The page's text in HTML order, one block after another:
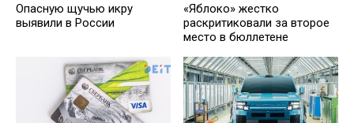
Опасную щучью икру
выявили в России
«Яблоко» жестко
раскритиковали за второе
место в бюллетене